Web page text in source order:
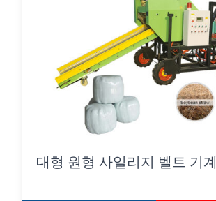
대형 원형 사일리지 벨트 기계